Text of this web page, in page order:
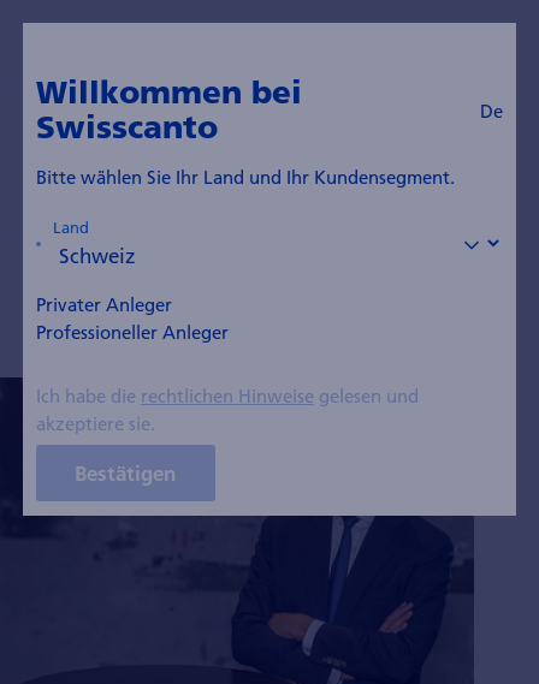
Roland Hausheer
(Senior Portfoliomanager High Yield)
Willkommen bei
Swisscanto
De
Bitte wählen Sie Ihr Land und Ihr Kundensegment.
Land
Privater Anleger
Professioneller Anleger
Ich habe die rechtlichen Hinweisegelesen und
akzeptiere sie.
Bestätigen